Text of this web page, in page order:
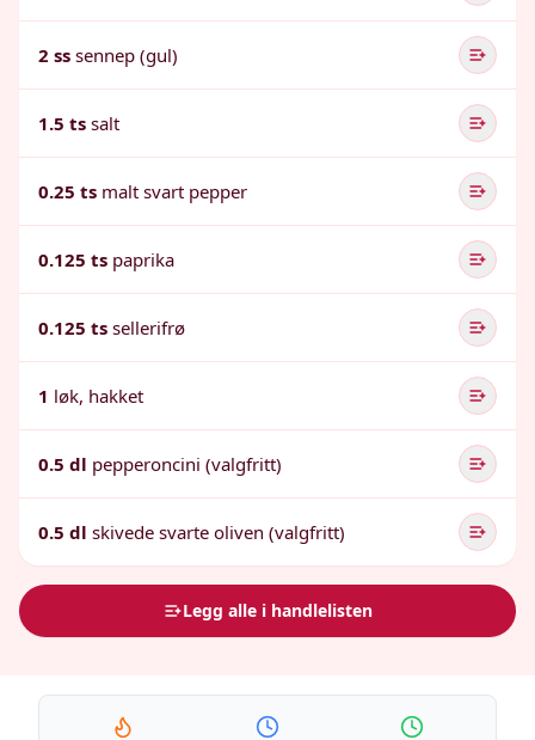
2 ss sennep (gul)
1.5 ts salt
0.25 ts malt svart pepper
0.125 ts paprika
0.125 ts sellerifrø
1 løk, hakket
0.5 dl pepperoncini (valgfritt)
0.5 dl skivede svarte oliven (valgfritt)
Legg alle i handlelisten